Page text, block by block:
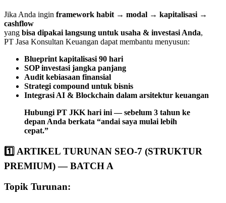
Jika Anda ingin framework habit → modal → kapitalisasi →
cashflow
yang bisa dipakai langsung untuk usaha & investasi Anda,
PT Jasa Konsultan Keuangan dapat membantu menyusun:
Blueprint kapitalisasi 90 hari
SOP investasi jangka panjang
Audit kebiasaan finansial
Strategi compound untuk bisnis
Integrasi AI & Blockchain dalam arsitektur keuangan
Hubungi PT JKK hari ini — sebelum 3 tahun ke
depan Anda berkata “andai saya mulai lebih
cepat.”
1️⃣ ARTIKEL TURUNAN SEO-7 (STRUKTUR
PREMIUM) — BATCH A
Topik Turunan: